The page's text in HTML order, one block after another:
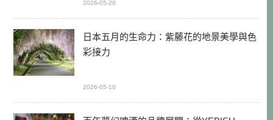
2026-05-20
日本五月的生命力：紫藤花的地景美學與色
彩接力
2026-05-10